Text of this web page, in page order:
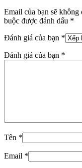
Email của bạn sẽ
buộc được đánh dấu *
Đánh giá của bạn *
Đánh giá của bạn *
Tên *
Email *